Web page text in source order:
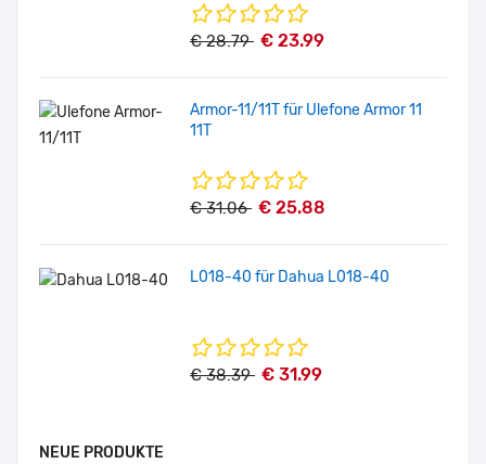
€ 28.79 € 23.99
Armor-11/11T für Ulefone Armor 11
11T
€ 31.06 € 25.88
L018-40 für Dahua L018-40
€ 38.39 € 31.99
NEUE PRODUKTE